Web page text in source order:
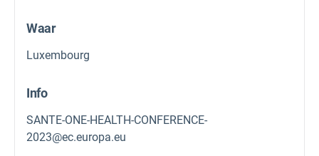
Waar
Luxembourg
Info
SANTE-ONE-HEALTH-CONFERENCE-
2023@ec.europa.eu